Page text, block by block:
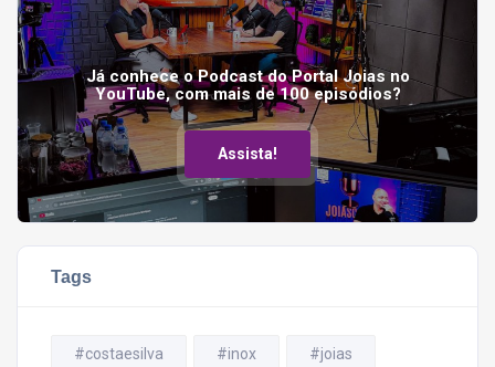
Já conhece o Podcast do Portal Joias no
YouTube, com mais de 100 episódios?
Assista!
Tags
#costaesilva #inox #joias